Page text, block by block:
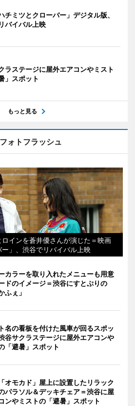
チミツとクローバー」デジタル版、
バイバル上映
ラステージに屋外エアコンやミスト
」スポット
もっと見る
フォトフラッシュ
インを蒼井優さんが演じた＝映画
ー」、渋谷でリバイバル上映
カラーを取り入れたメニューも用意
ドのイメージ＝渋谷にすとぷりの
ふぇ」
名の看板を付けた風車が回るスポッ
谷サクラステージに屋外エアコンや
「避暑」スポット
オモカド」屋上に設置したリラック
パラソル＆デッキチェア＝渋谷に屋
ンやミストの「避暑」スポット